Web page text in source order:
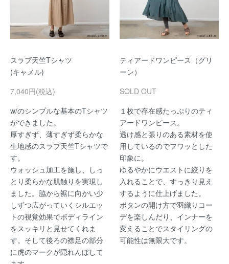
スラブ天竺Tシャツ
(キャメル)
7,040円(税込)
w/のシンプルな基本のTシャツ
ができました。
厚すぎず、薄すぎず柔らかな
生地感のスラブ天竺Tシャツで
す。
ウォッシュ加工を施し、しっ
とり柔らかな肌触りを実現し
ました。脇から裾に向かい少
しずつ広がっていくシルエッ
トの視覚効果でボディライン
をスッキリと見せてくれま
す。そして後ろの襟足の部分
に虎のマークが隠れんぼして
ティアードワンピース（グリ
ーン）
SOLD OUT
１枚で存在感たっぷりのティ
アードワンピース。
透け感と張りのある素材を使
用しているのでフワッとした
印象に。
ゆるやかにウエストに絞りを
入れることで、すっきり見え
するように仕上げました。
ボタンの開け方で羽織りコー
デを楽しんだり、インナーを
変えることでスタイリングの
可能性は無限大です。